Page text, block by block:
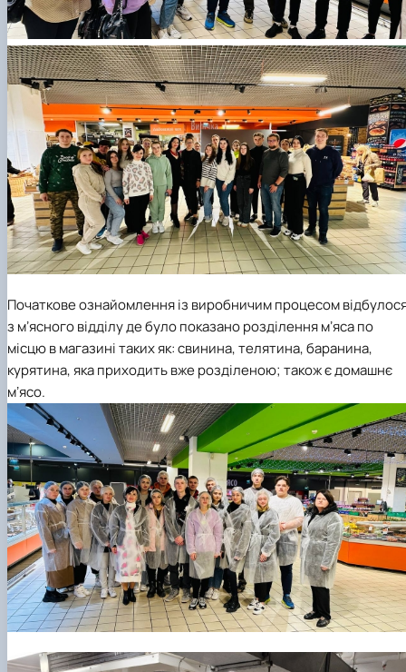
Початкове ознайомлення із виробничим процесом
з мʼясного відділу де було показано розділення мʼяса по
місцю в магазині таких як: свинина, телятина, баранина,
курятина, яка приходить вже розділеною; також є домашнє
мʼясо.